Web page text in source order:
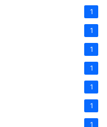
1
1
1
1
1
1
1